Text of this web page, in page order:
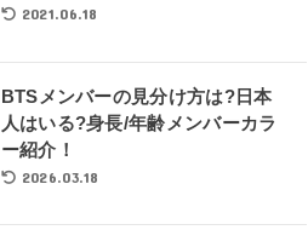
2021.06.18
BTSメンバーの見分け方は?日本
人はいる?身長/年齢メンバーカラ
ー紹介！
2026.03.18